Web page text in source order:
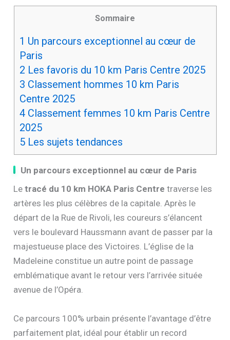
Sommaire
1 Un parcours exceptionnel au cœur de
Paris
2 Les favoris du 10 km Paris Centre 2025
3 Classement hommes 10 km Paris
Centre 2025
4Classement femmes 10 km Paris Centre
2025
5Les sujets tendances
Un parcours exceptionnel au cœur de Paris
Letracé du 10 km HOKA Paris Centre traverse les
artères les plus célèbres de la capitale. Après le
départ de la Rue de Rivoli, les coureurs s’élancent
vers le boulevard Haussmann avant de passer par la
majestueuse place des Victoires. L’église de la
Madeleine constitue un autre point de passage
emblématique avant le retour vers l’arrivée située
avenue de l’Opéra.
Ce parcours 100% urbain présente l’avantage d’être
parfaitement plat, idéal pour établir un record